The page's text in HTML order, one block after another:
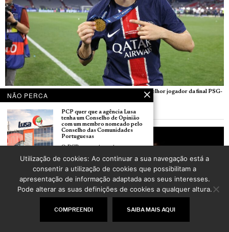
Liga dos Campeões: Bicampeão europeu Vitinha eleito melhor jogador da final PSG-
Arsenal
NÃO PERCA
PCP quer que a agência Lusa
tenha um Conselho de Opinião
com um membro nomeado pelo
Conselho das Comunidades
Portuguesas
O PCP apresentou esta semana um
PCP/França comemorou os 52
anos do 25 de Abril em Vitry-
sur-Seine
O Coletivo do PCP em França
Utilização de cookies: Ao continuar a sua navegação está a
consentir a utilização de cookies que possibilitam a
apresentação de informação adaptada aos seus interesses.
Pode alterar as suas definições de cookies a qualquer altura.
COMPREENDI SAIBA MAIS AQUI